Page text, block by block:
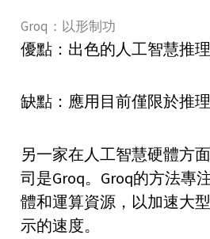
Groq：以形制功
優點：出色的人工智慧推
缺點：應用目前僅限於推理
另一家在人工智慧硬體方
司是Groq。Groq的方法專
體和運算資源，以加速大
示的速度。